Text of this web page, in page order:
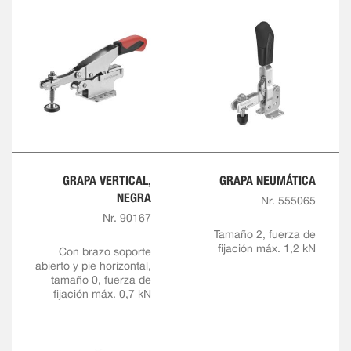
GRAPA VERTICAL,
NEGRA
Nr. 90167
Con brazo soporte
abierto y pie horizontal,
tamaño 0, fuerza de
fijación máx. 0,7 kN
GRAPA NEUMÁTICA
Nr. 555065
Tamaño 2, fuerza de
fijación máx. 1,2 kN